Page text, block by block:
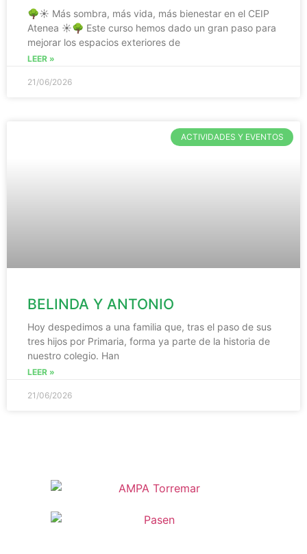
🌳☀️ Más sombra, más vida, más bienestar en el CEIP
Atenea ☀️🌳 Este curso hemos dado un gran paso para
mejorar los espacios exteriores de
LEER »
21/06/2026
ACTIVIDADES Y EVENTOS
BELINDA Y ANTONIO
Hoy despedimos a una familia que, tras el paso de sus
tres hijos por Primaria, forma ya parte de la historia de
nuestro colegio. Han
LEER »
21/06/2026